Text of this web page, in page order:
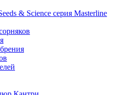
& Sciеnce серия Masterline